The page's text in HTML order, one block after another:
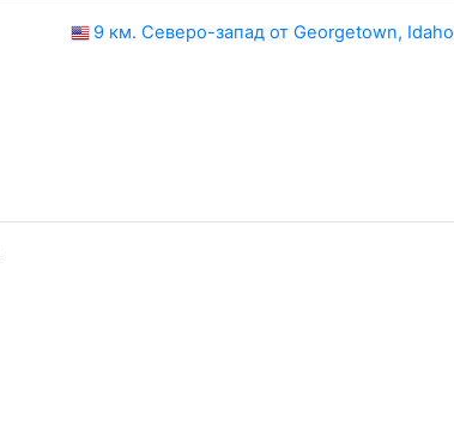
9 км. Северо-запад от Georgetown, Idaho